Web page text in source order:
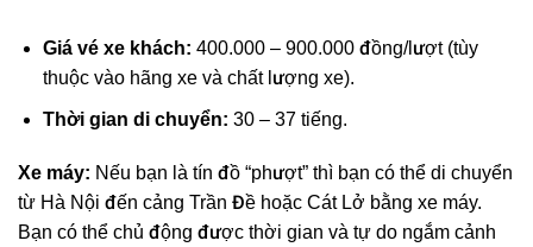
Giá vé xe khách: 400.000 – 900.000 đồng/lượt (tùy
thuộc vào hãng xe và chất lượng xe).
Thời gian di chuyển: 30 – 37 tiếng.
Xe máy: Nếu bạn là tín đồ “phượt” thì bạn có thể di chuyển
từ Hà Nội đến cảng Trần Đề hoặc Cát Lở bằng xe máy.
Bạn có thể chủ động được thời gian và tự do ngắm cảnh